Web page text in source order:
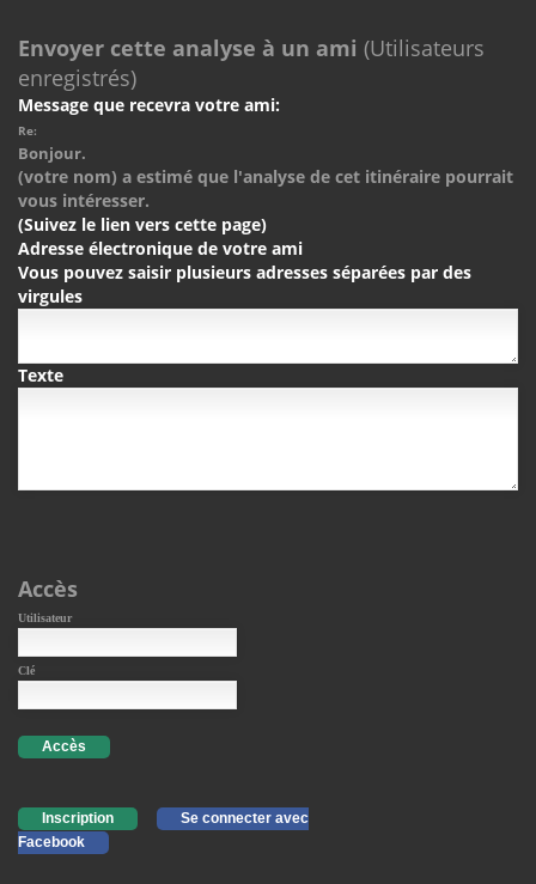
Envoyer cette analyse à un ami (Utilisateurs
enregistrés)
Message que recevra votre ami:
Re:
Bonjour.
(votre nom) a estimé que l'analyse de cet itinéraire pourrait
vous intéresser.
(Suivez le lien vers cette page)
Adresse électronique de votre ami
Vous pouvez saisir plusieurs adresses séparées par des
virgules
Texte
Accès
Utilisateur
Clé
Accès
Inscription
Se connecter avec
Facebook